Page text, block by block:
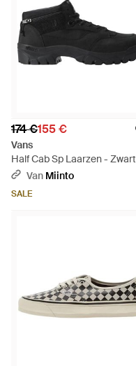
174 €155 €
Vans
Half Cab Sp Laarzen - Zwart
Van Miinto
SALE